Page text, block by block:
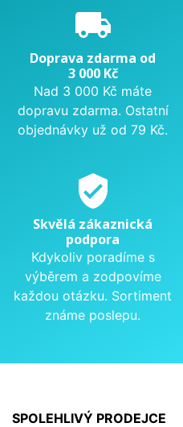
local_shipping
Doprava zdarma od
3 000 Kč
Nad 3 000 Kč máte
dopravu zdarma. Ostatní
objednávky už od 79 Kč.
verified_user
Skvělá zákaznická
podpora
Kdykoliv poradíme s
výběrem a zodpovíme
každou otázku. Sortiment
známe poslepu.
SPOLEHLIVÝ PRODEJCE